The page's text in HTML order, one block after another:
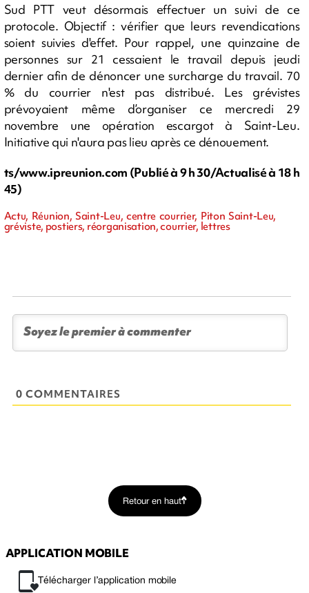
Sud PTT veut désormais effectuer un suivi de ce
protocole. Objectif : vérifier que leurs revendications
soient suivies d'effet. Pour rappel, une quinzaine de
personnes sur 21 cessaient le travail depuis jeudi
dernier afin de dénoncer une surcharge du travail. 70
% du courrier n'est pas distribué. Les grévistes
prévoyaient même d’organiser ce mercredi 29
novembre une opération escargot à Saint-Leu.
Initiative qui n'aura pas lieu après ce dénouement.
ts/www.ipreunion.com (Publié à 9 h 30/Actualisé à 18 h
45)
Actu, Réunion, Saint-Leu, centre courrier, Piton Saint-Leu,
gréviste, postiers, réorganisation, courrier, lettres
0 COMMENTAIRES
Retour en haut
APPLICATION MOBILE
Télécharger l’application mobile